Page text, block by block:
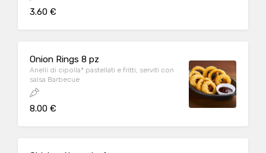
3.60 €
Onion Rings 8 pz
Anelli di cipolla* pastellati e fritti, serviti con
salsa Barbecue
8.00 €